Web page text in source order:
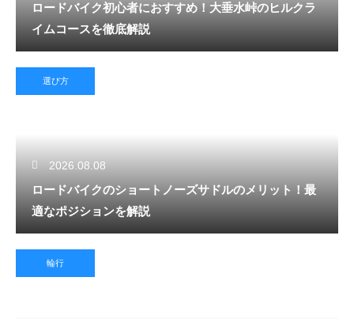
ロードバイク初心者におすすめ！大垂水峠のヒルクラ
イムコースを徹底解説
選び方
2026.08.08
ロードバイクのショートノーズサドルのメリット！最
適なポジションを解説
輪行